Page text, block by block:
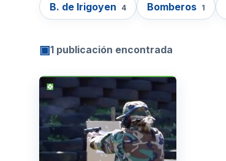
B. de Irigoyen 4 Bomberos 1
▣1 publicación encontrada